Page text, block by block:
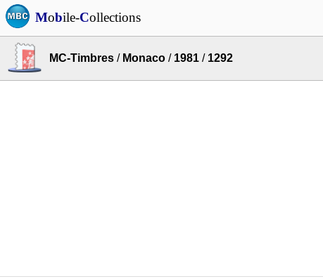
Mobile-Collections
MC-Timbres / Monaco / 1981 / 1292